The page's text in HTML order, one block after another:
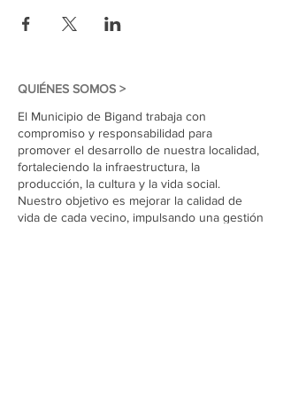
QUIÉNES SOMOS >
El Municipio de Bigand trabaja con
compromiso y responsabilidad para
promover el desarrollo de nuestra localidad,
fortaleciendo la infraestructura, la
producción, la cultura y la vida social.
Nuestro objetivo es mejorar la calidad de
vida de cada vecino, impulsando una gestión